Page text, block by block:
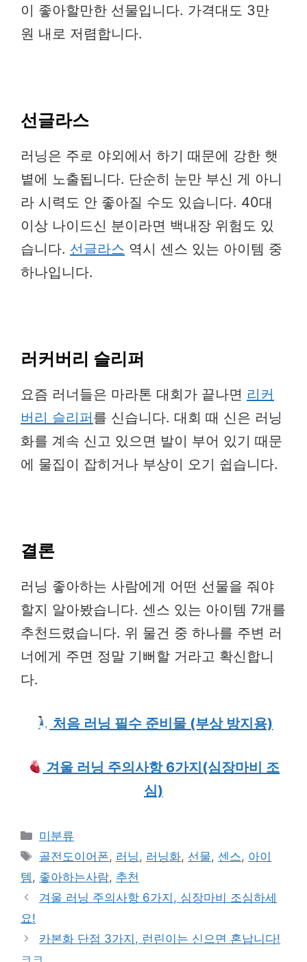
이 좋아할만한 선물입니다. 가격대도 3만
원 내로 저렴합니다.
선글라스
러닝은 주로 야외에서 하기 때문에 강한 햇
볕에 노출됩니다. 단순히 눈만 부신 게 아니
라 시력도 안 좋아질 수도 있습니다. 40대
이상 나이드신 분이라면 백내장 위험도 있
습니다. 선글라스 역시 센스 있는 아이템 중
하나입니다.
러커버리 슬리퍼
요즘 러너들은 마라톤 대회가 끝나면 리커
버리 슬리퍼를 신습니다. 대회 때 신은 러닝
화를 계속 신고 있으면 발이 부어 있기 때문
에 물집이 잡히거나 부상이 오기 쉽습니다.
결론
러닝 좋아하는 사람에게 어떤 선물을 줘야
할지 알아봤습니다. 센스 있는 아이템 7개를
추천드렸습니다. 위 물건 중 하나를 주변 러
너에게 주면 정말 기뻐할 거라고 확신합니
다.
처음 러닝 필수 준비물 (부상 방지용)
겨울 러닝 주의사항 6가지(심장마비 조
심)
Categories
미분류
Tags
골전도이어폰, 러닝 , 러닝화, 선물,센스, 아이
템 , 좋아하는사람, 추천
겨울 러닝 주의사항 6가지, 심장마비 조심하세
요!
카본화 단점 3가지, 런린이는 신으면 혼납니다!
ㅋㅋ